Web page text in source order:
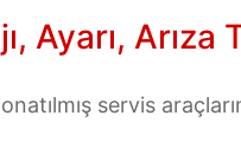
Ayarı, Arıza
servis